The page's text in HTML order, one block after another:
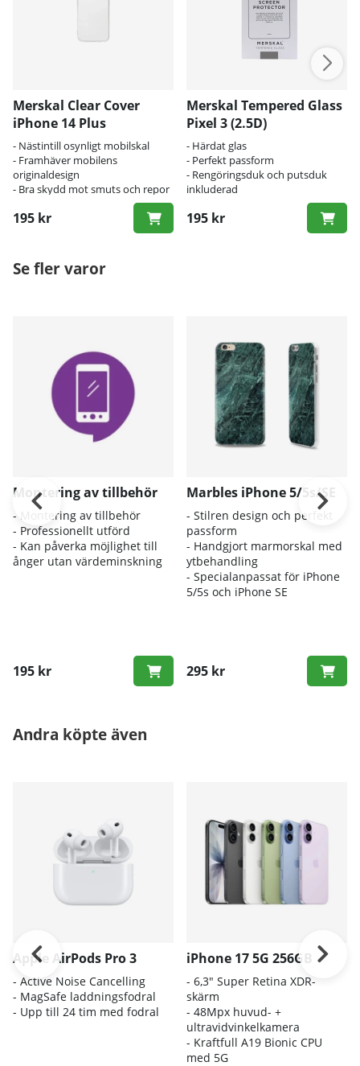
Merskal Clear Cover
iPhone 14 Plus
- Nästintill osynligt mobilskal
- Framhäver mobilens
originaldesign
- Bra skydd mot smuts och repor
195 kr
Merskal Tempered Glass
Pixel 3 (2.5D)
- Härdat glas
- Perfekt passform
- Rengöringsduk och putsduk
inkluderad
195 kr
Se fler varor
Montering av tillbehör
- Montering av tillbehör
- Professionellt utförd
- Kan påverka möjlighet till
ånger utan värdeminskning
195 kr
Marbles iPhone 5/5s/SE
- Stilren design och perfekt
passform
- Handgjort marmorskal med
ytbehandling
- Specialanpassat för iPhone
5/5s och iPhone SE
295 kr
Andra köpte även
Apple AirPods Pro 3
- Active Noise Cancelling
- MagSafe laddningsfodral
- Upp till 24 tim med fodral
iPhone 17 5G 256GB
- 6,3" Super Retina XDR-
skärm
- 48Mpx huvud- +
ultravidvinkelkamera
- Kraftfull A19 Bionic CPU
med 5G